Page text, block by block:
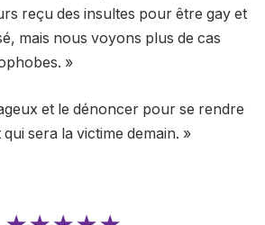
reçu des insultes pour être gay et
mais nous voyons plus de cas
»
et le dénoncer pour se rendre
sera la victime demain. »